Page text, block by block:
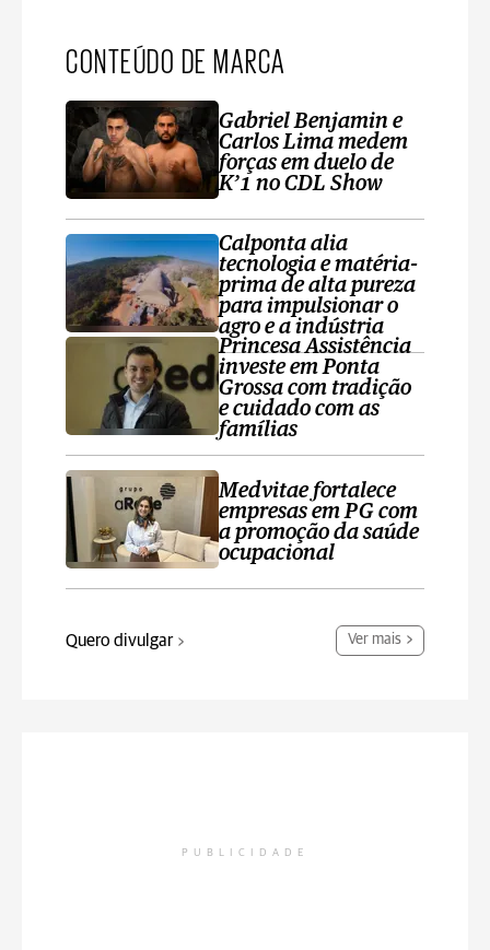
CONTEÚDO DE MARCA
Gabriel Benjamin e
Carlos Lima medem
forças em duelo de
K’1 no CDL Show
Calponta alia
tecnologia e matéria-
prima de alta pureza
para impulsionar o
agro e a indústria
Princesa Assistência
investe em Ponta
Grossa com tradição
e cuidado com as
famílias
Medvitae fortalece
empresas em PG com
a promoção da saúde
ocupacional
Quero divulgar Ver mais
PUBLICIDADE